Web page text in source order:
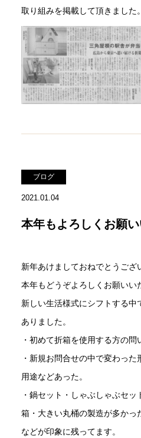
取り組みを掲載して頂きました。
ブログ
2021.01.04
本年もよろしくお願い
新年あけましておねでとうご
本年もどうぞよろしくお願い
新しい生活様式にシフトする中
ありました。
・初めて折箱を使用する方の
・新規お問合せの中で変わっ
用途などあった。
・鍋セット・しゃぶしゃぶセ
箱・大きい丸桶の製造が多か
などが印象に残ってます。